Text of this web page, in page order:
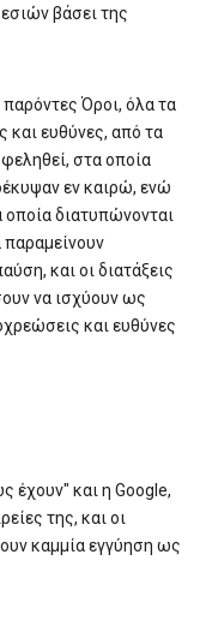
βάσει της
Όροι, όλα τα
και ευθύνες, από τα
στα οποία
εν καιρώ, ενώ
οποία διατυπώνονται
παραμείνουν
και οι διατάξεις
να ισχύουν ως
και ευθύνες
έχουν" και η Google,
της, και οι
καμμία εγγύηση ως